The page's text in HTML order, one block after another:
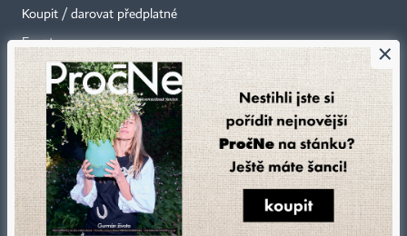
Koupit / darovat předplatné
Eventy
Newslettery
RSS kanály
Autorská práva vykonává vydavatel. Bez písemného svolení vydavatele je
zakázáno jakékoli užití částí nebo celku díla, zejména rozmnožování a šíření
jakýmkoli způsobem, mechanickým nebo elektronickým, v českém nebo
jiném jazyce. Bez souhlasu vydavatele je zakázáno též rozmnožování
obsahu pro účely automatizované analýzy textů nebo dat
×